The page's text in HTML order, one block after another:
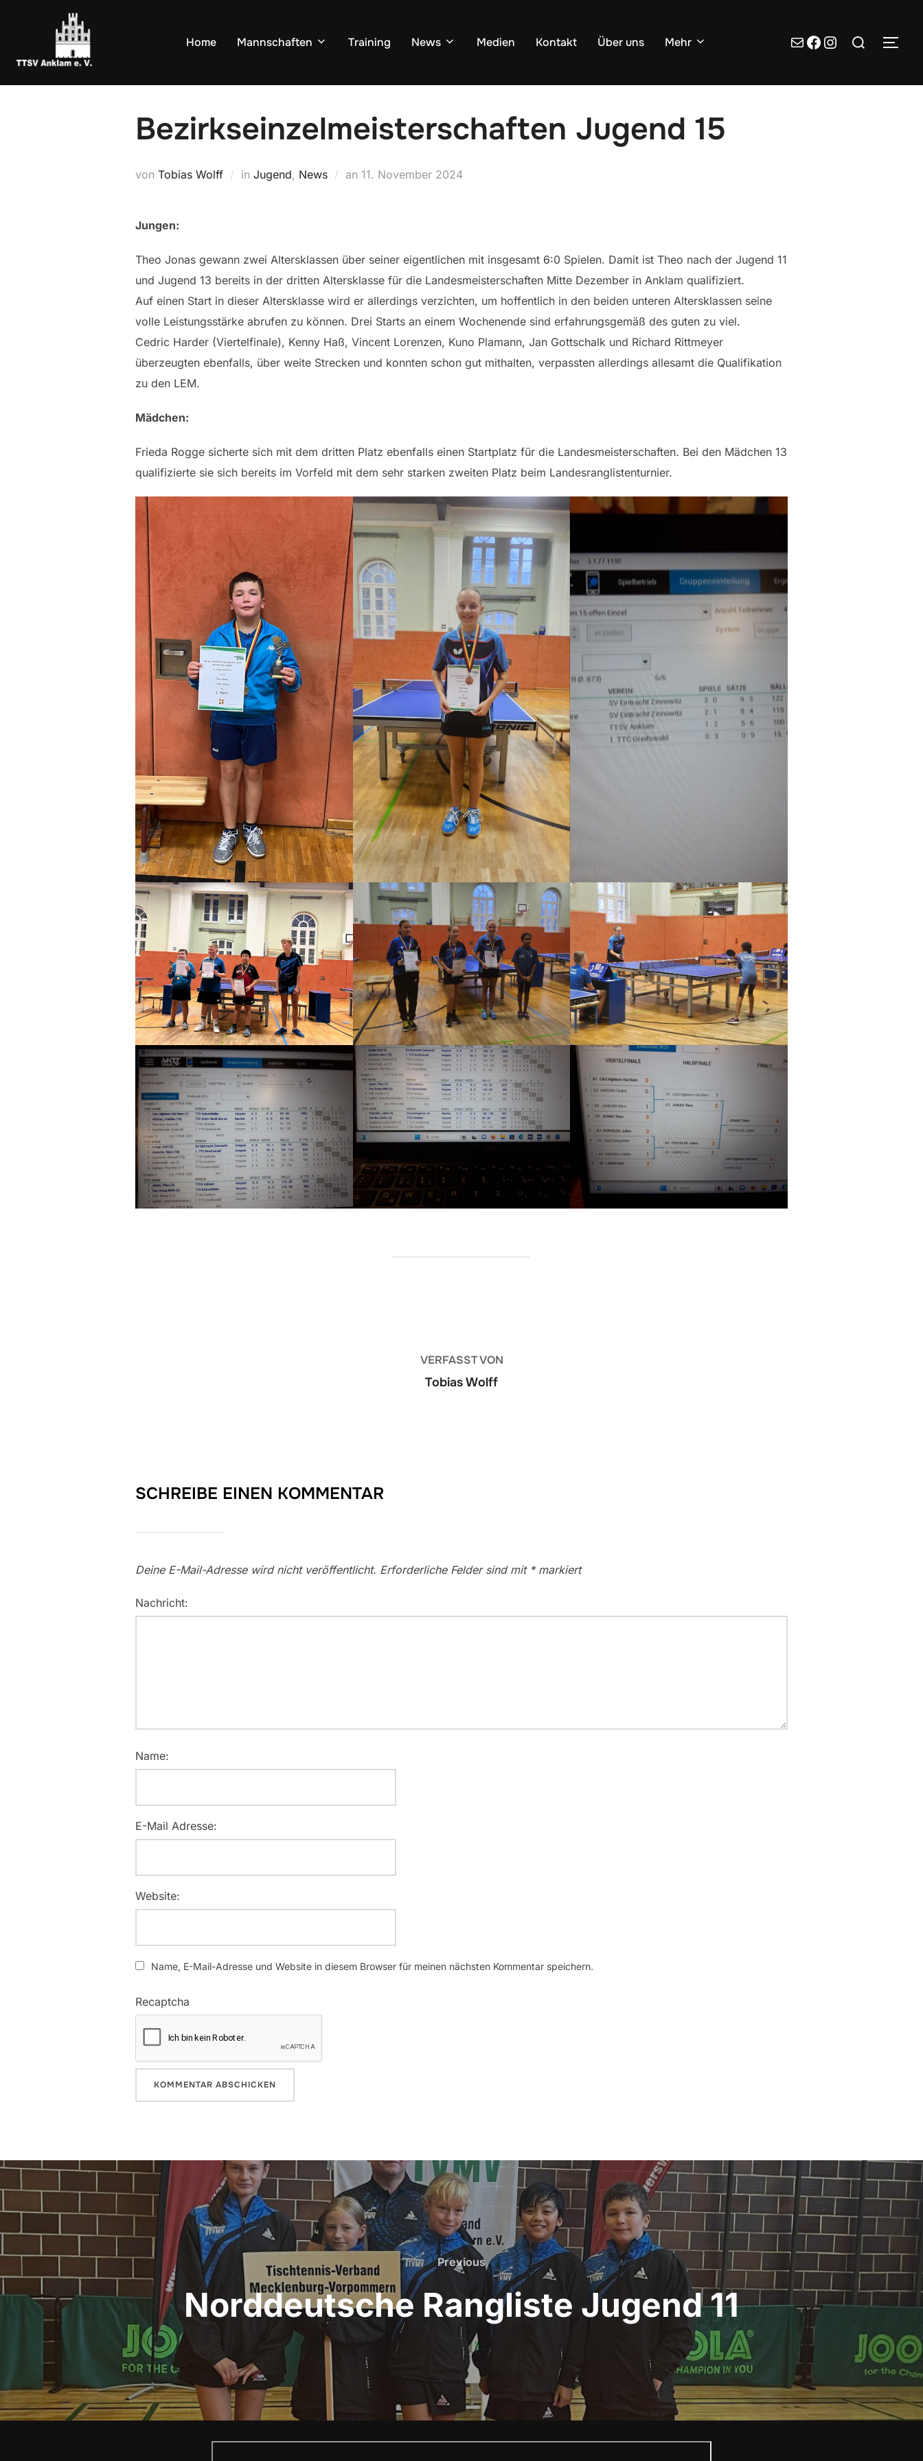
Home Mannschaften Training News Medien Kontakt Über uns Mehr E-Mailunsere Facebook SeiteInstagram
Suchen
nach:
Bezirkseinzelmeisterschaften Jugend 15
von Tobias Wolff in Jugend, News an Veröffentlicht
11. November 2024
Jungen:
Theo Jonas gewann zwei Altersklassen über seiner eigentlichen mit insgesamt 6:0 Spielen. Damit ist Theo nach der Jugend 11
und Jugend 13 bereits in der dritten Altersklasse für die Landesmeisterschaften Mitte Dezember in Anklam qualifiziert.
Auf einen Start in dieser Altersklasse wird er allerdings verzichten, um hoffentlich in den beiden unteren Altersklassen seine
volle Leistungsstärke abrufen zu können. Drei Starts an einem Wochenende sind erfahrungsgemäß des guten zu viel.
Cedric Harder (Viertelfinale), Kenny Haß, Vincent Lorenzen, Kuno Plamann, Jan Gottschalk und Richard Rittmeyer
überzeugten ebenfalls, über weite Strecken und konnten schon gut mithalten, verpassten allerdings allesamt die Qualifikation
zu den LEM.
Mädchen:
Frieda Rogge sicherte sich mit dem dritten Platz ebenfalls einen Startplatz für die Landesmeisterschaften. Bei den Mädchen 13
qualifizierte sie sich bereits im Vorfeld mit dem sehr starken zweiten Platz beim Landesranglistenturnier.
VERFASST VON
Tobias Wolff
SCHREIBE EINEN KOMMENTAR
Deine E-Mail-Adresse wird nicht veröffentlicht. Erforderliche Felder sind mit *markiert
Nachricht:
Name:
E-Mail Adresse:
Website:
Name, E-Mail-Adresse und Website in diesem Browser für meinen nächsten Kommentar speichern.
Recaptcha
Beitragsnavigation
Previous
Previous
Norddeutsche Rangliste Jugend 11